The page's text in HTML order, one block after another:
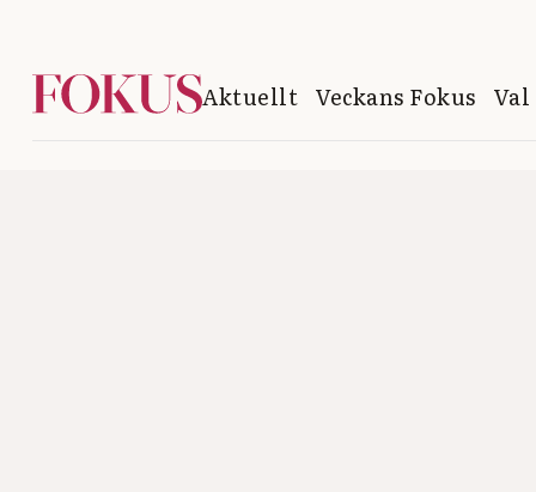
Aktuellt Veckans Fokus Val